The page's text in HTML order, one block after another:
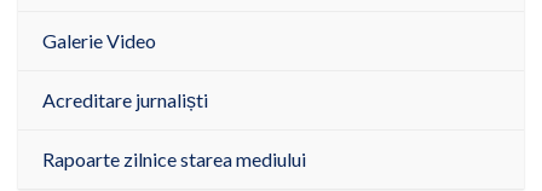
Galerie Video
Acreditare jurnaliști
Rapoarte zilnice starea mediului